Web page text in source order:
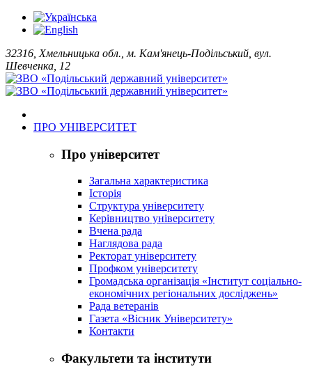
32316, Хмельницька обл., м. Кам'янець-Подільський, вул.
Шевченка, 12
ПРО УНІВЕРСИТЕТ
Про університет
Загальна характеристика
Історія
Структура університету
Керівництво університету
Вчена рада
Наглядова рада
Ректорат університету
Профком університету
Громадська організація «Інститут соціально-
економічних регіональних досліджень»
Рада ветеранів
Газета «Вісник Університету»
Контакти
Факультети та інститути